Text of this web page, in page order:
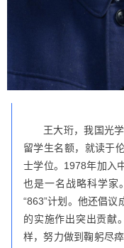
王大珩，我国光
留学生名额，就读于
士学位。1978年加入
也是一名战略科学家
“863”计划。他还倡议
的实施作出突出贡献
样，努力做到鞠躬尽